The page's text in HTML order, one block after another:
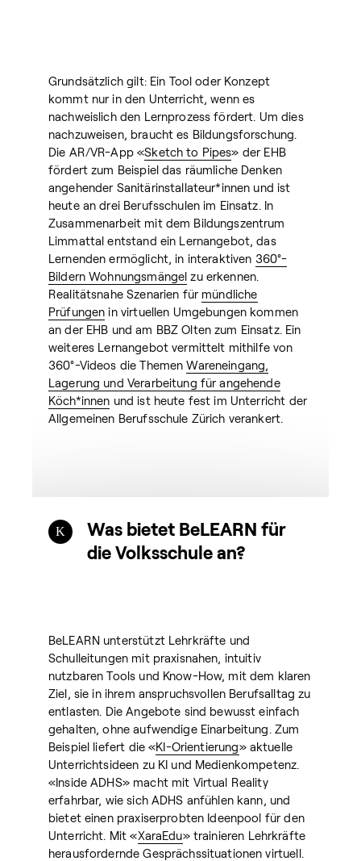
Grundsätzlich gilt: Ein Tool oder Konzept
kommt nur in den Unterricht, wenn es
nachweislich den Lernprozess fördert. Um dies
nachzuweisen, braucht es Bildungsforschung.
Die AR/VR-App «Sketch to Pipes» der EHB
fördert zum Beispiel das räumliche Denken
angehender Sanitärinstallateur*innen und ist
heute an drei Berufsschulen im Einsatz. In
Zusammenarbeit mit dem Bildungszentrum
Limmattal entstand ein Lernangebot, das
Lernenden ermöglicht, in interaktiven 360°-
Bildern Wohnungsmängel zu erkennen.
Realitätsnahe Szenarien für mündliche
Prüfungen in virtuellen Umgebungen kommen
an der EHB und am BBZ Olten zum Einsatz. Ein
weiteres Lernangebot vermittelt mithilfe von
360°-Videos die ThemenWareneingang,
Lagerung und Verarbeitung für angehende
Köch*innen und ist heute fest im Unterricht der
Allgemeinen Berufsschule Zürich verankert.
Was bietet BeLEARN für
die Volksschule an?
BeLEARN unterstützt Lehrkräfte und
Schulleitungen mit praxisnahen, intuitiv
nutzbaren Tools und Know-How, mit dem klaren
Ziel, sie in ihrem anspruchsvollen Berufsalltag zu
entlasten. Die Angebote sind bewusst einfach
gehalten, ohne aufwendige Einarbeitung. Zum
Beispiel liefert die «KI-Orientierung» aktuelle
Unterrichtsideen zu KI und Medienkompetenz.
«Inside ADHS» macht mit Virtual Reality
erfahrbar, wie sich ADHS anfühlen kann, und
bietet einen praxiserprobten Ideenpool für den
Unterricht. Mit «XaraEdu» trainieren Lehrkräfte
herausfordernde Gesprächssituationen virtuell.